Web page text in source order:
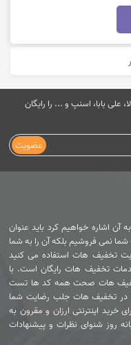
بابا، اسنپ و ... را رایگان
عضویت
آن اشاره خواهیم کرد باید عنوان
نمی فروشیم بلکه آن را به شما
تخفیف هات استفاده می کنید
تخفیف هات رایگان است. با
تخفیف هات صحت همه کد ها تست
تخفیف هات جلب رضایت شما
خرید اینترنتی ارزان و مقرون به
روز شنوای نظرات و پیشنهادات